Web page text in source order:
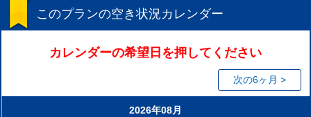
このプランの空き状況カレンダー
カレンダーの希望日を押してください
次の6ヶ月 >
2026年08月